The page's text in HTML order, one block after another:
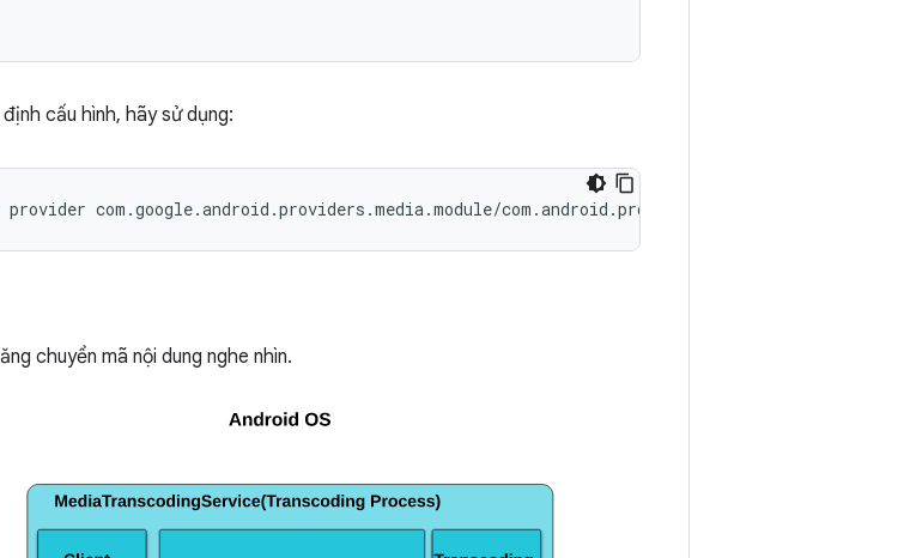
cấu hình, hãy sử dụng:
provider com.google.android.providers.media.module/com.android.providers.media.MediaProvider
chuyển mã nội dung nghe nhìn.